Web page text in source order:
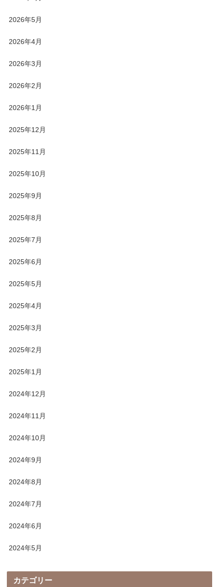
2026年5月
2026年4月
2026年3月
2026年2月
2026年1月
2025年12月
2025年11月
2025年10月
2025年9月
2025年8月
2025年7月
2025年6月
2025年5月
2025年4月
2025年3月
2025年2月
2025年1月
2024年12月
2024年11月
2024年10月
2024年9月
2024年8月
2024年7月
2024年6月
2024年5月
カテゴリー